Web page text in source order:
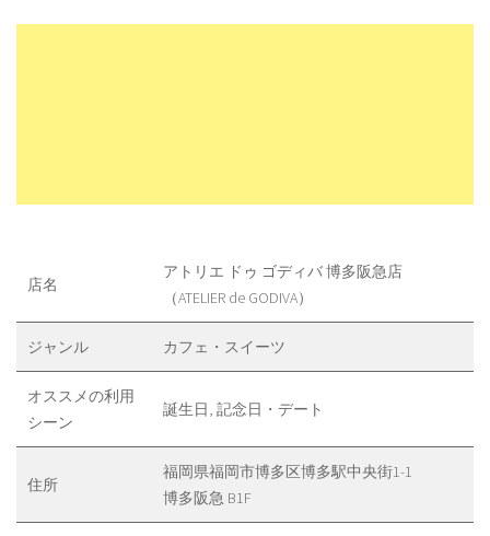
店名
アトリエ ドゥ ゴディバ 博多阪急店
（ATELIER de GODIVA）
ジャンル カフェ・スイーツ
オススメの利用
シーン
誕生日, 記念日・デート
住所
福岡県福岡市博多区博多駅中央街1-1
博多阪急 B1F